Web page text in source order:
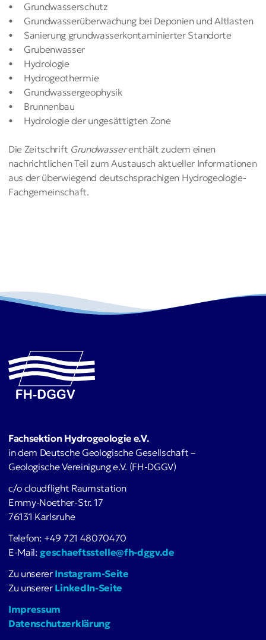
Grundwasserschutz
Grundwasserüberwachung bei Deponien und Altlasten
Sanierung grundwasserkontaminierter Standorte
Grubenwasser
Hydrologie
Hydrogeothermie
Grundwassergeophysik
Brunnenbau
Hydrologie der ungesättigten Zone
Die Zeitschrift Grundwasserenthält zudem einen
nachrichtlichen Teil zum Austausch aktueller Informationen
aus der überwiegend deutschsprachigen Hydrogeologie-
Fachgemeinschaft.
Fachsektion Hydrogeologie e.V.
in dem Deutsche Geologische Gesellschaft –
Geologische Vereinigung e.V. (FH-DGGV)
c/o cloudflight Raumstation
Emmy-Noether-Str. 17
76131 Karlsruhe
Telefon: +49 721 48070470
E-Mail: geschaeftsstelle@fh-dggv.de
Zu unserer Instagram-Seite
Zu unserer LinkedIn-Seite
Impressum
Datenschutzerklärung